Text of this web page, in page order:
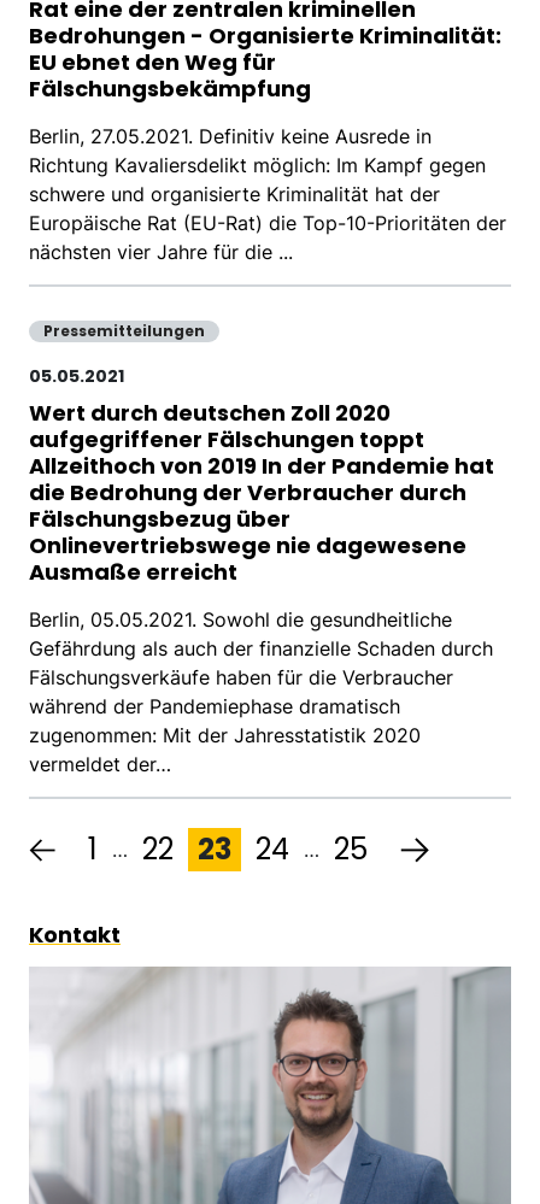
Rat eine der zentralen kriminellen
Bedrohungen - Organisierte Kriminalität:
EU ebnet den Weg für
Fälschungsbekämpfung
Berlin, 27.05.2021. Definitiv keine Ausrede in
Richtung Kavaliersdelikt möglich: Im Kampf gegen
schwere und organisierte Kriminalität hat der
Europäische Rat (EU-Rat) die Top-10-Prioritäten der
nächsten vier Jahre für die ...
Pressemitteilungen
05.05.2021
Wert durch deutschen Zoll 2020
aufgegriffener Fälschungen toppt
Allzeithoch von 2019 In der Pandemie hat
die Bedrohung der Verbraucher durch
Fälschungsbezug über
Onlinevertriebswege nie dagewesene
Ausmaße erreicht
Berlin, 05.05.2021. Sowohl die gesundheitliche
Gefährdung als auch der finanzielle Schaden durch
Fälschungsverkäufe haben für die Verbraucher
während der Pandemiephase dramatisch
zugenommen: Mit der Jahresstatistik 2020
vermeldet der…
1 … 22 23 24 … 25
Kontakt